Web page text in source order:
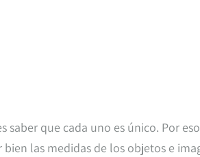
que cada uno es único. Por
las medidas de los objetos e